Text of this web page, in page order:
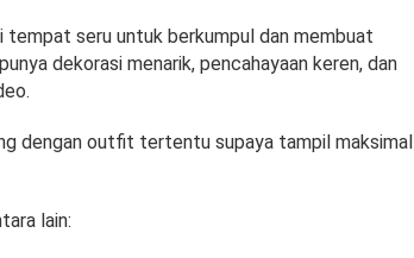
tempat seru untuk berkumpul dan membuat
dekorasi menarik, pencahayaan keren, dan
dengan outfit tertentu supaya tampil maksimal
lain: